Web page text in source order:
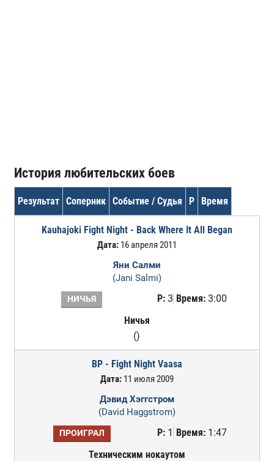
История любительских боев
Результат Соперник Событие / Судья Р Время
Kauhajoki Fight Night - Back Where It All Began
Дата:16 апреля 2011
Яни Салми
(Jani Salmi)
НИЧЬЯ Р:3 Время:3:00
Ничья
()
BP - Fight Night Vaasa
Дата:11 июля 2009
Дэвид Хэггстром
(David Haggstrom)
ПРОИГРАЛ Р:1 Время:1:47
Техническим нокаутом